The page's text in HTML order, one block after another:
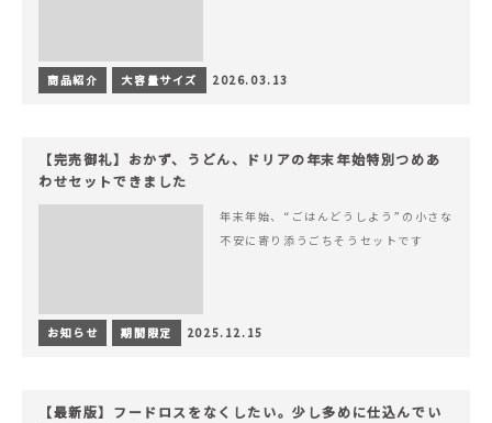
商品紹介 大容量サイズ 2026.03.13
【完売御礼】おかず、うどん、ドリアの年末年始特別つめあ
わせセットできました
年末年始、“ごはんどうしよう”の小さな
不安に寄り添うごちそうセットです
お知らせ 期間限定 2025.12.15
【最新版】フードロスをなくしたい。少し多めに仕込んでい